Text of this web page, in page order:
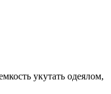
укутать одеялом,